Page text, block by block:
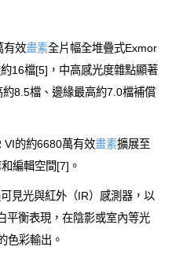
有效畫素全片幅全堆疊式Exmor
16檔[5]，中高感光度雜點顯著
8.5檔、邊緣最高約7.0檔補償
VI的約6680萬有效畫素擴展至
編輯空間[7]。
見光與紅外（IR）感測器，以
平衡表現，在陰影或室內等光
色彩輸出。